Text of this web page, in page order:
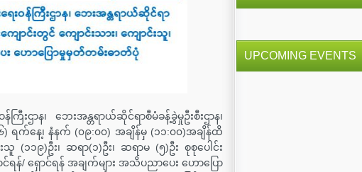
ဌာန၊ ဘေးအန္တရာယ်ဆိုင်ရာစီမံခန့်ခွဲမှုဦးစီးဌာန၊
ရက်နေ့၊ နံနက် (၀၉:၀၀) အချိန်မှ (၁၁:၀၀)အချိန်ထိ
(၁၁၉)ဦး၊ ဆရာ(၁)ဦး၊ ဆရာမ (၅)ဦး စုစုပေါင်း
န်/ ရှောင်ရန် အချက်များ အသိပညာပေး ဟောပြော
UPCOMING EVENTS